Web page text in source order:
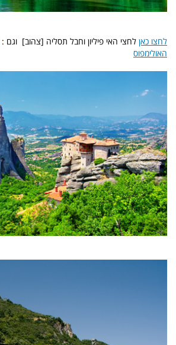
לחצו כאן לחצי האי פיליון וחבל תסליה [צהוב] וגם :
האולימפוס